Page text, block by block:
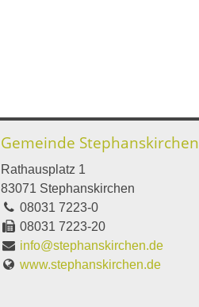
Gemeinde Stephanskirchen
Rathausplatz 1
83071 Stephanskirchen
08031 7223-0
08031 7223-20
info@stephanskirchen.de
www.stephanskirchen.de